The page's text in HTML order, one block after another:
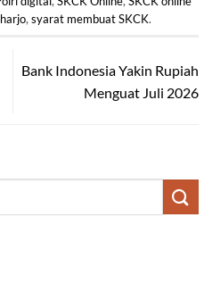
,syarat membuat SKCK.
Bank Indonesia Yakin Rupiah
Menguat Juli 2026